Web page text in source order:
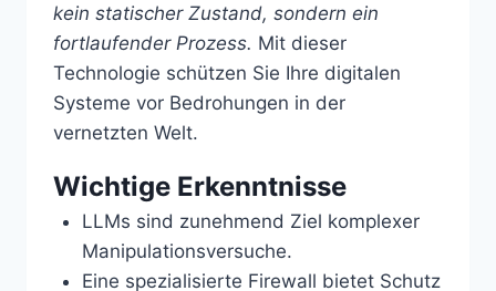
kein statischer Zustand, sondern ein
fortlaufender Prozess. Mit dieser
Technologie schützen Sie Ihre digitalen
Systeme vor Bedrohungen in der
vernetzten Welt.
Wichtige Erkenntnisse
LLMs sind zunehmend Ziel komplexer
Manipulationsversuche.
Eine spezialisierte Firewall bietet Schutz